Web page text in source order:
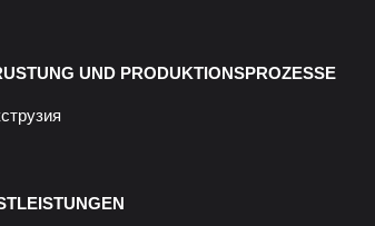
UND PRODUKTIONSPROZESSE